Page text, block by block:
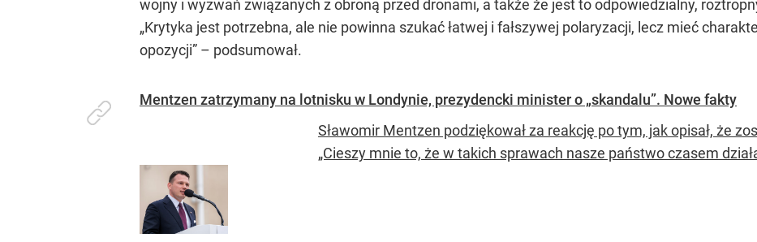
wojny i wyzwań związanych z obroną przed dronami, a także że jest to odpowiedzialny,
„Krytyka jest potrzebna, ale nie powinna szukać łatwej i fałszywej polaryzacji, lecz mieć
opozycji” – podsumował.
Mentzen zatrzymany na lotnisku w Londynie, prezydencki minister o „skandalu”. Nowe fakty
Sławomir Mentzen podziękował za reakcję po tym, jak opisał, że
„Cieszy mnie to, że w takich sprawach nasze państwo czasem